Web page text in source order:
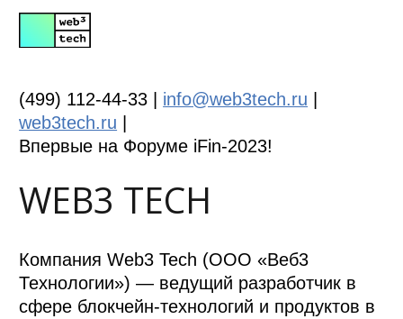
(499) 112-44-33 | info@web3tech.ru
web3tech.ru
Впервые на Форуме iFin-2023!
WEB3 TECH
Компания Web3 Tech (ООО «Веб3
Технологии») — ведущий разработчик в
сфере блокчейн-технологий и продуктов в